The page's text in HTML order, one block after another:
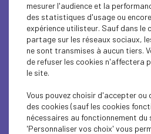
mesurer l'audience et la
des statistiques d'usage ou
expérience utilisteur. Sauf dans le
partage sur les réseaux sociaux,
ne sont transmises à aucun tiers.
de refuser les cookies n'affectera
le site.
Vous pouvez choisir d'accepter ou
des cookies (sauf les cookies
nécessaires au fonctionnement du
'Personnaliser vos choix' vous